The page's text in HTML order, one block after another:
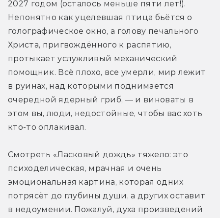
2027 годом (осталось меньше пяти лет!).
Непонятно как уцелевшая птица бьётся о
голографическое окно, а голову печального
Христа, пригвождённого к распятию,
протыкает услужливый механический
помощник. Всё плохо, все умерли, мир лежит
в руинах, над которыми поднимается
очередной ядерный гриб, — и виноваты в
этом вы, люди, недостойные, чтобы вас хоть
кто-то оплакивал.
Смотреть «Ласковый дождь» тяжело: это
психоделическая, мрачная и очень
эмоциональная картина, которая одних
потрясёт до глубины души, а других оставит
в недоумении. Пожалуй, духа произведений